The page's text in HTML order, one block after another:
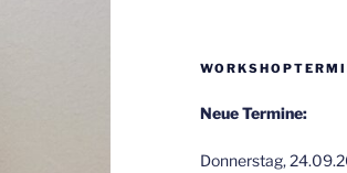
Neue Termine:
Donnerstag,